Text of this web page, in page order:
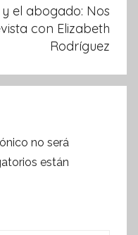
el abogado: Nos
con Elizabeth
Rodríguez
no será
están